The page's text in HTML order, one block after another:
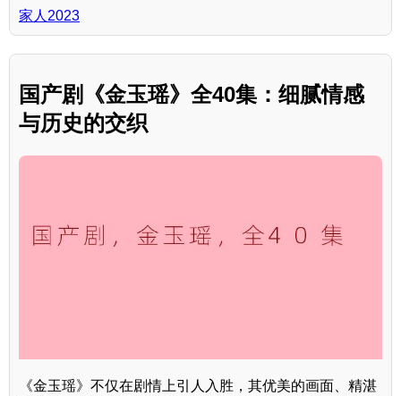
家人2023
国产剧《金玉瑶》全40集：细腻情感
与历史的交织
《金玉瑶》不仅在剧情上引人入胜，其优美的画面、精湛